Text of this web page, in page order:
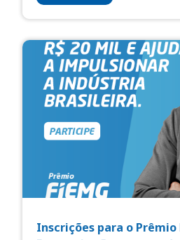
Inscrições para o Prêmio